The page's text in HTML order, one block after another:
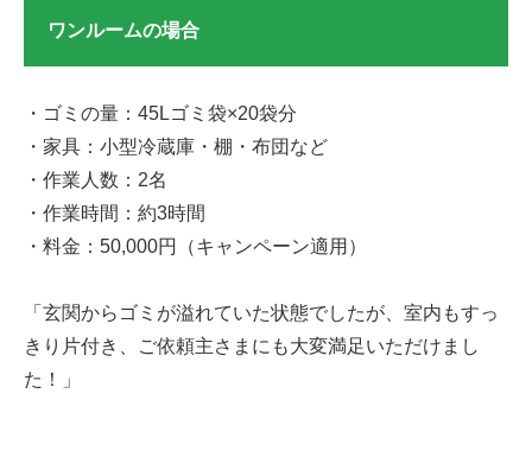
ワンルームの場合
・ゴミの量：45Lゴミ袋×20袋分
・家具：小型冷蔵庫・棚・布団など
・作業人数：2名
・作業時間：約3時間
・料金：50,000円（キャンペーン適用）
「玄関からゴミが溢れていた状態でしたが、室内もすっ
きり片付き、ご依頼主さまにも大変満足いただけまし
た！」